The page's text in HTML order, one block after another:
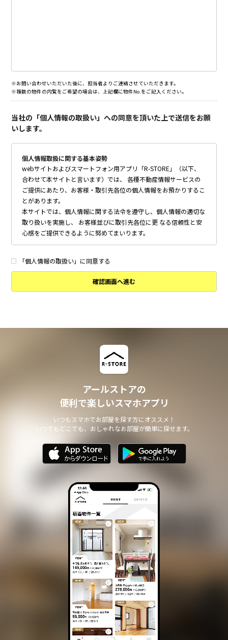
※お問い合わせいただいた後に、担当者よりご連絡させていただきます。
※複数の物件の内覧をご希望の場合は、上記欄に物件No.をご記入ください。
当社の「個人情報の取扱い」への同意を頂いた上で送信をお願
いします。
個人情報取扱に関する基本姿勢
webサイトおよびスマートフォン用アプリ「R-STORE」（以下、
合わせて本サイトと言います）では、 各種不動産情報サービスの
ご提供にあたり、お客様・取引先各位の個人情報をお預かりするこ
とがあります。
本サイトでは、個人情報に関する法令を遵守し、個人情報の適切な
取り扱いを実施し、 お客様並びに取引先各位に更 なる信頼性と安
心感をご提供できるように努めてまいります。
個人情報の取得について
本サイトは、偽りその他不正の手段によらず適正に個人情報を取得
以下に定めのない目的で個人情報を利用する場合、あらかじめご本
からのご連絡の対応
不動産会社との業務における対応
・ 本サイトからのメールマガジンの送信、その他の対応
・ その他、本サイトの不動産物件情報サービスの提供のために必
個人情報の安全管理について
本サイトは、取り扱う個人情報の漏洩、滅失またはき損の防止その
他の個人情報の安全管理のために必要かつ適切な措置を講じます。
個人情報の委託について
する場合は、当該第三者について厳正な調査を行い、 取り扱いを
委託された個人情報の安全管理が図られるよう当該第三者に対する
また、コンサルティング、プライバシーマーク申請、ISMS申請業務
におきまして第三者と共同して業務を遂行する場合に 個人情報の
取り扱いを委託する場合 があります。
個人情報の第三者提供について
本サイトは、個人情報保護法等の法令に定めのある場合を除き、
個人情報をあらかじめご本人の同意を得ることなく、第三者に提供
個人情報の開示・訂正等について
本サイトは、ご本人から自己の個人情報についての開示の請求があ
る場合、速やかに開示をいたします。
その際、ご本人であることが確認できない場合 には、開示に応じ
個人情報の内容に誤りがあり、ご本人から訂正・追加・削除の請求
がある場合、調査の上、速やかにこれらの請求に対応いたします。
「個人情報の取扱い」に同意する
確認画面へ進む
アールストアの
便利で楽しいスマホアプリ
いつもスマホでお部屋を探す方にオススメ！
いつでもどこでも、おしゃれなお部屋が簡単に探せます。